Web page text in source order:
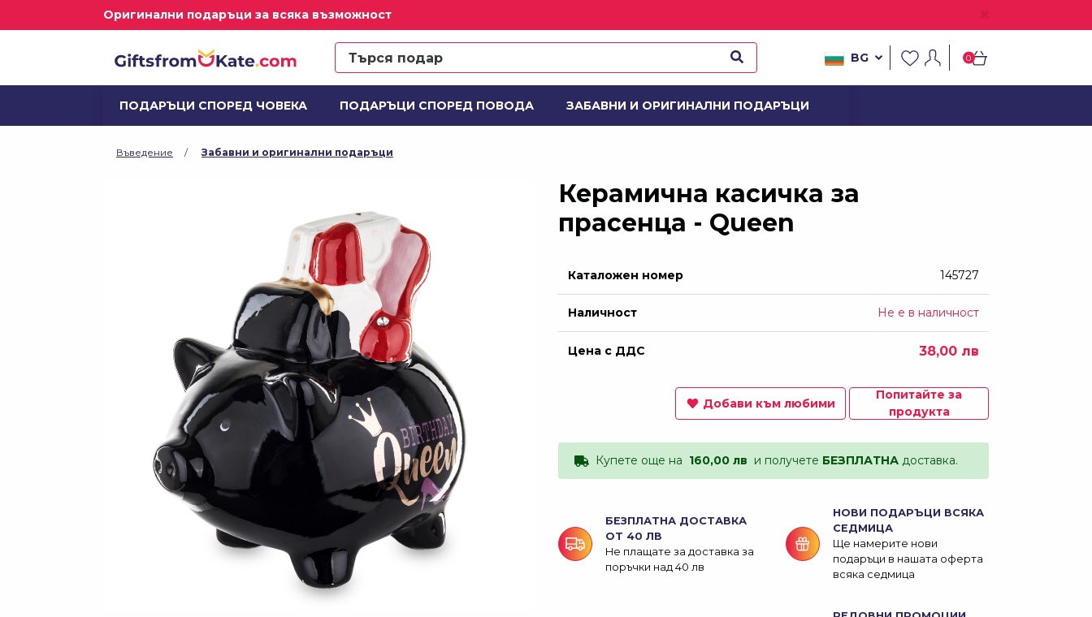
Оригинални подаръци за всяка възможност
BG 0
ПОДАРЪЦИ СПОРЕД ЧОВЕКА ПОДАРЪЦИ СПОРЕД ПОВОДА ЗАБАВНИ И ОРИГИНАЛНИ ПОДАРЪЦИ
ДОМ И ДЕКОРАЦИИ
Въведение Забавни и оригинални подаръци
Керамична касичка за
прасенца - Queen
Каталожен номер 145727
Наличност Не е в наличност
Цена с ДДС 38,00 лв
Добави към любими
Попитайте за
продукта
Купете още на 160,00 лв и получете БЕЗПЛАТНАдоставка.
БЕЗПЛАТНА ДОСТАВКА
ОТ 40 ЛВ
Не плащате за доставка за
поръчки над 40 лв
НОВИ ПОДАРЪЦИ ВСЯКА
СЕДМИЦА
Ще намерите нови
подаръци в нашата оферта
всяка седмица